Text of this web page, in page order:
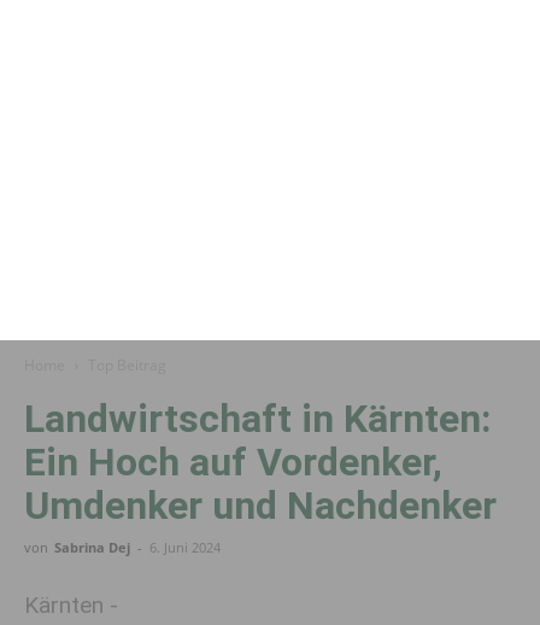
Landwirtschaft in Kärnten:
Ein Hoch auf Vordenker,
Umdenker und Nachdenker
von Sabrina Dej - 6. Juni 2024
Kärnten -